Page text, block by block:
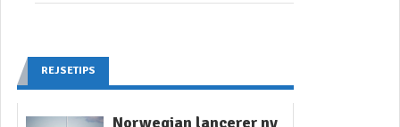
REJSETIPS
Norwegian lancerer ny